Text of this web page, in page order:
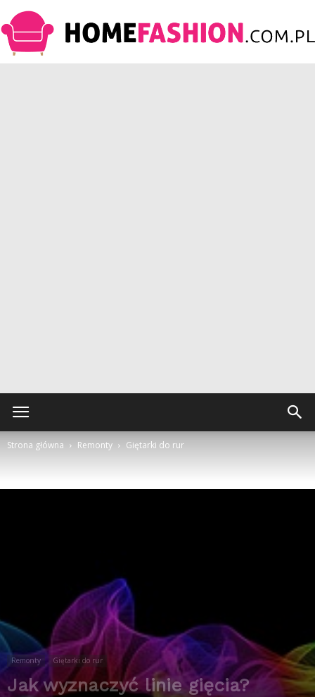
Strona główna Remonty Giętarki do rur
Remonty Giętarki do rur
Jak wyznaczyć linie gięcia?